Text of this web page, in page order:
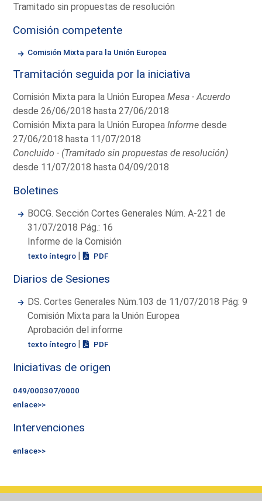
Tramitado sin propuestas de resolución
Comisión competente
Comisión Mixta para la Unión Europea
Tramitación seguida por la iniciativa
Comisión Mixta para la Unión EuropeaMesa - Acuerdo
desde 26/06/2018 hasta 27/06/2018
Comisión Mixta para la Unión EuropeaInforme desde
27/06/2018 hasta 11/07/2018
Concluido - (Tramitado sin propuestas de resolución)
desde 11/07/2018 hasta 04/09/2018
Boletines
BOCG. Sección Cortes Generales Núm. A-221 de
31/07/2018 Pág.: 16
Informe de la Comisión
texto íntegro | PDF
Diarios de Sesiones
DS. Cortes Generales Núm.103 de 11/07/2018 Pág: 9
Comisión Mixta para la Unión Europea
Aprobación del informe
texto íntegro | PDF
Iniciativas de origen
049/000307/0000
enlace>>
Intervenciones
enlace>>